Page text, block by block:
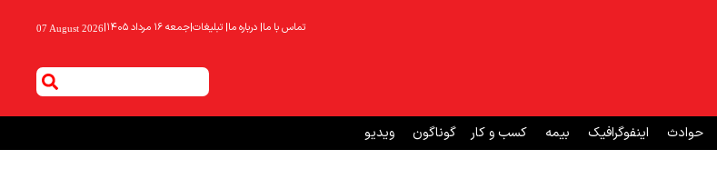
تماس با ما| درباره ما| تبلیغات|جمعه ۱۶ مرداد ۱۴۰۵ |
07 August 2026
حوادث اینفوگرافیک بیمه کسب و کار گوناگون ویدیو